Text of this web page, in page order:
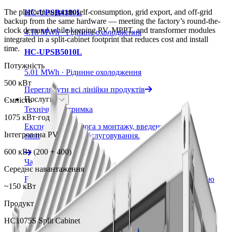
HC-UPSB4180L
4.18 MWh · Рідинне охолодження
HC-UPSB5010L
5.01 MWh · Рідинне охолодження
Переглянути всі лінійки продуктів
Послуги
Технічна підтримка
Експертна допомога з монтажу, введення в
експлуатацію та обслуговування.
Часті запитання
Відповіді на поширені запитання про нашу продукцію
та послуги.
Політика конфіденційності
The platform supports self-consumption, grid export, and off-grid
backup from the same hardware — meeting the factory’s round-the-
clock demand while keeping PV, MPPT, and transformer modules
integrated in a split-cabinet footprint that reduces cost and install
time.
Потужність
500 кВт
Ємність
1075 кВт·год
Інтегрована PV
600 кВт (200 + 400)
Середнє навантаження
~150 кВт
Продукт
HC1075S Split Cabinet